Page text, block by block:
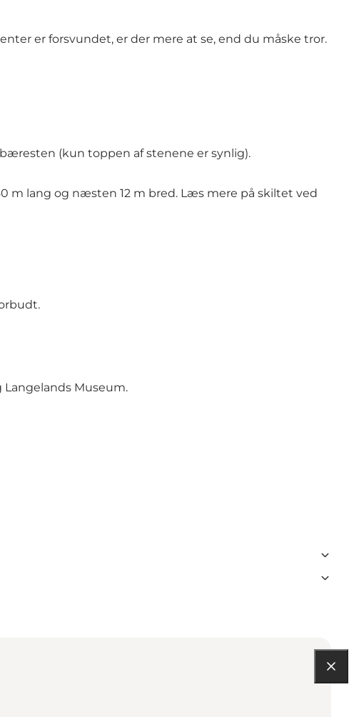
er forsvundet, er der mere at se, end du måske tror.
(kun toppen af stenene er synlig).
m lang og næsten 12 m bred. Læs mere på skiltet ved
Museum.